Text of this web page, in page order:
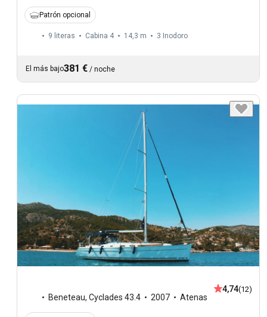
Patrón opcional
9 literas Cabina 4 14,3 m 3 Inodoro
El más bajo381 € / noche
Beneteau, Cyclades 43.4 2007 Atenas
4,74(12)